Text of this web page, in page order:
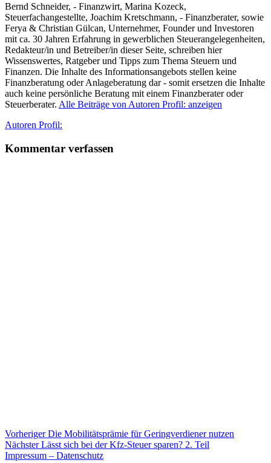
Bernd Schneider, - Finanzwirt, Marina Kozeck,
Steuerfachangestellte, Joachim Kretschmann, - Finanzberater, sowie
Ferya & Christian Gülcan, Unternehmer, Founder und Investoren
mit ca. 30 Jahren Erfahrung in gewerblichen Steuerangelegenheiten,
Redakteur/in und Betreiber/in dieser Seite, schreiben hier
Wissenswertes, Ratgeber und Tipps zum Thema Steuern und
Finanzen. Die Inhalte des Informationsangebots stellen keine
Finanzberatung oder Anlageberatung dar - somit ersetzen die Inhalte
auch keine persönliche Beratung mit einem Finanzberater oder
Steuerberater. Alle Beiträge von Autoren Profil: anzeigen
Autor
Autoren Profil:
Kommentar verfassen
Beitragsnavigation
Vorheriger Vorheriger
Beitrag:
Die Mobilitätsprämie für Geringverdiener nutzen
Nächster Nächster
Beitrag:
Lässt sich bei der Kfz-Steuer sparen? 2. Teil
Impressum – Datenschutz